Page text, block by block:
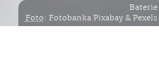
Baterie
Foto: Fotobanka Pixabay & Pexels